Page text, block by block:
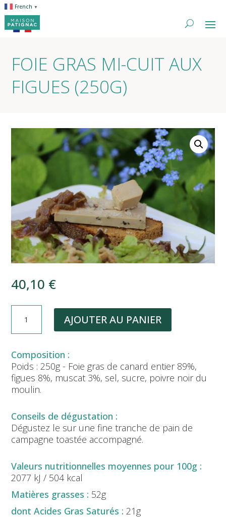
French ▼
FOIE GRAS MI-CUIT AUX
FIGUES (250G)
40,10 €
FOIE
MI-
CUIT
AUX
FIGUES
AJOUTER AU PANIER
Poids : 250g - Foie gras de canard entier 89%,
figues 8%, muscat 3%, sel, sucre, poivre noir du
moulin.
Dégustez le sur une fine tranche de pain de
campagne toastée accompagné.
2077 kJ / 504 kcal
52g
21g